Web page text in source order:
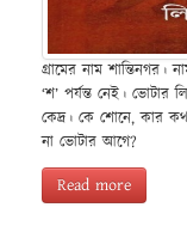
গ্রামের নাম শান্তিনগর।
‘শ’ পর্যন্ত নেই। ভোটার
কেদ্র। কে শোনে, কার
না ভোটার আগে?
Read more